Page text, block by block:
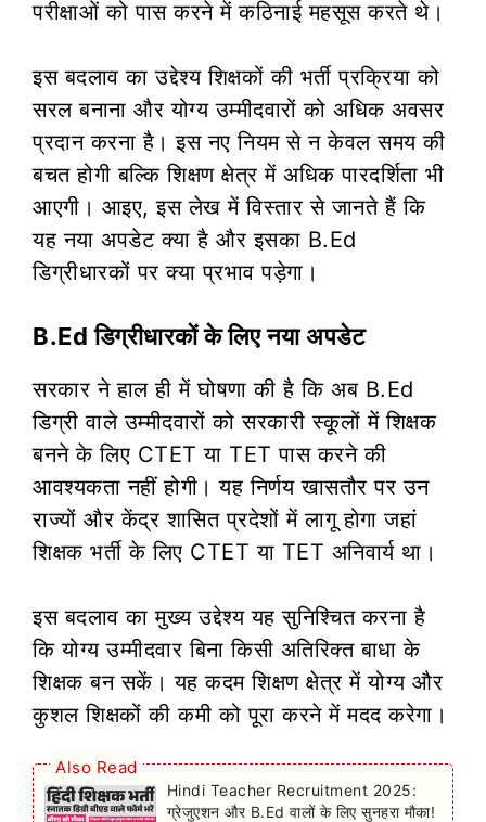
परीक्षाओं को पास करने में कठिनाई महसूस करते थे।
इस बदलाव का उद्देश्य शिक्षकों की भर्ती प्रक्रिया को
सरल बनाना और योग्य उम्मीदवारों को अधिक अवसर
प्रदान करना है। इस नए नियम से न केवल समय की
बचत होगी बल्कि शिक्षण क्षेत्र में अधिक पारदर्शिता भी
आएगी। आइए, इस लेख में विस्तार से जानते हैं कि
यह नया अपडेट क्या है और इसका B.Ed
डिग्रीधारकों पर क्या प्रभाव पड़ेगा।
B.Ed डिग्रीधारकों के लिए नया अपडेट
सरकार ने हाल ही में घोषणा की है कि अब B.Ed
डिग्री वाले उम्मीदवारों को सरकारी स्कूलों में शिक्षक
बनने के लिए CTET या TET पास करने की
आवश्यकता नहीं होगी। यह निर्णय खासतौर पर उन
राज्यों और केंद्र शासित प्रदेशों में लागू होगा जहां
शिक्षक भर्ती के लिए CTET या TET अनिवार्य था।
इस बदलाव का मुख्य उद्देश्य यह सुनिश्चित करना है
कि योग्य उम्मीदवार बिना किसी अतिरिक्त बाधा के
शिक्षक बन सकें। यह कदम शिक्षण क्षेत्र में योग्य और
कुशल शिक्षकों की कमी को पूरा करने में मदद करेगा।
Also Read
Hindi Teacher Recruitment 2025:
ग्रेजुएशन और B.Ed वालों के लिए सुनहरा मौका!